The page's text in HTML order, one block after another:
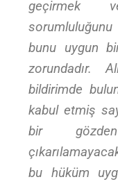
geçirmek
bunu uygun
zorundadır.
bildirimde
kabul etmiş
bir
bu hüküm